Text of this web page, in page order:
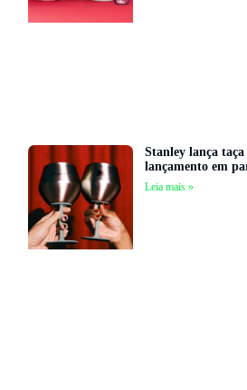
Stanley lança
lançamento em
Leia mais »